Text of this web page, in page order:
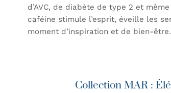
d’AVC, de diabète de type 2 et
caféine stimule l’esprit, éveille les
moment d’inspiration et de bien-être.
Collection MAR :